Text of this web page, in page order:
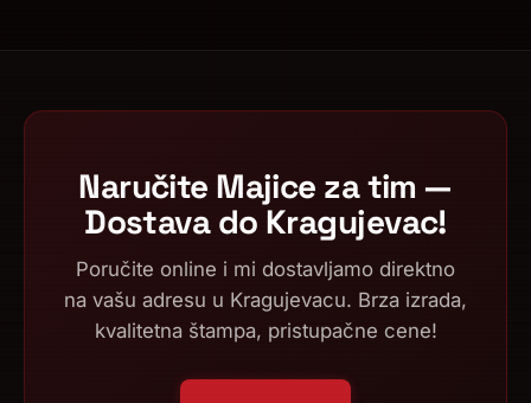
Naručite Majice za tim —
Dostava do Kragujevac!
Poručite online i mi dostavljamo direktno
na vašu adresu u Kragujevacu. Brza izrada,
kvalitetna štampa, pristupačne cene!